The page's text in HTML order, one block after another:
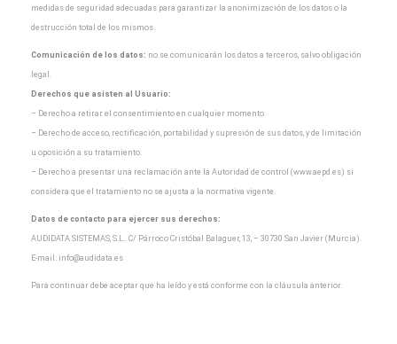
medidas de seguridad adecuadas para garantizar la anonimización de los datos o la
destrucción total de los mismos.
Comunicación de los datos: no se comunicarán los datos a terceros, salvo obligación
legal.
Derechos que asisten al Usuario:
– Derecho a retirar el consentimiento en cualquier momento.
– Derecho de acceso, rectificación, portabilidad y supresión de sus datos, y de limitación
u oposición a su tratamiento.
– Derecho a presentar una reclamación ante la Autoridad de control (www.aepd.es) si
considera que el tratamiento no se ajusta a la normativa vigente.
Datos de contacto para ejercer sus derechos:
AUDIDATA SISTEMAS, S.L.. C/ Párroco Cristóbal Balaguer, 13, – 30730 San Javier (Murcia).
E-mail: info@audidata.es
Para continuar debe aceptar que ha leído y está conforme con la cláusula anterior.